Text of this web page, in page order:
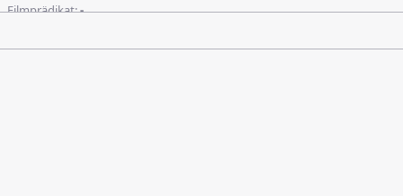
Filmprädikat:-